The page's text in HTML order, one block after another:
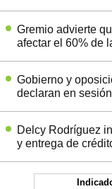
Gremio advierte
afectar el 60% de
Gobierno y
declaran en
Delcy Rodríguez
y entrega de